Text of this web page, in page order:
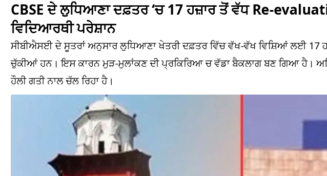
CBSE ਦੇ ਲੁਧਿਆਣਾ ਦਫ਼ਤਰ ‘ਚ 17 ਹਜ਼ਾਰ ਤੋਂ ਵੱਧ Re-
ਵਿਦਿਆਰਥੀ ਪਰੇਸ਼ਾਨ
ਸੀਬੀਐਸਈ ਦੇ ਸੂਤਰਾਂ ਅਨੁਸਾਰ ਲੁਧਿਆਣਾ ਖੇਤਰੀ ਦਫ਼ਤਰ ਵਿੱਚ ਵੱਖ-ਵੱਖ ਵਿਸ਼ਿਆਂ ਲਈ 17
ਚੁੱਕੀਆਂ ਹਨ। ਇਸ ਕਾਰਨ ਮੁੜ-ਮੁਲਾਂਕਣ ਦੀ ਪ੍ਰਕਿਰਿਆ ਚ ਵੱਡਾ ਬੈਕਲਾਗ ਬਣ ਗਿਆ ਹੈ।
ਹੌਲੀ ਗਤੀ ਨਾਲ ਚੱਲ ਰਿਹਾ ਹੈ।